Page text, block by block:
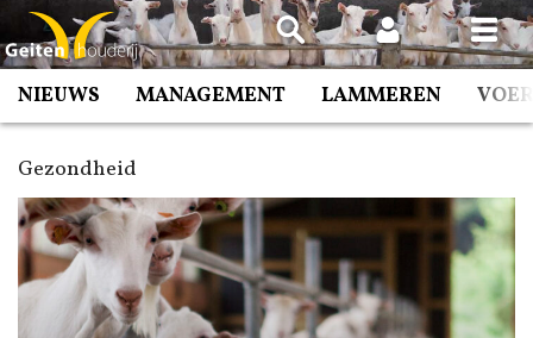
Spring
naar
inhoud
NIEUWS MANAGEMENT LAMMEREN
Gezondheid